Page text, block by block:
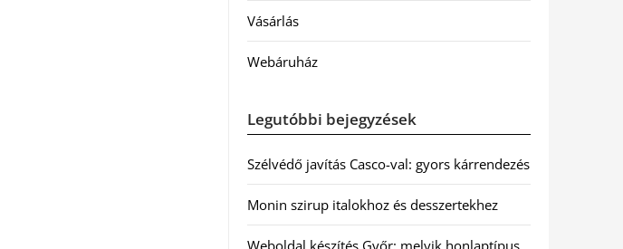
Vásárlás
Webáruház
Legutóbbi bejegyzések
Szélvédő javítás Casco-val: gyors kárrendezés
Monin szirup italokhoz és desszertekhez
Weboldal készítés Győr: melyik honlaptípus